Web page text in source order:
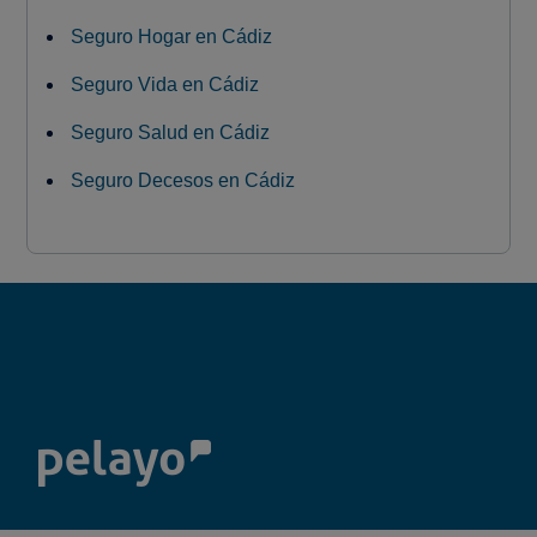
Seguro Hogar en Cádiz
Seguro Vida en Cádiz
Seguro Salud en Cádiz
Seguro Decesos en Cádiz